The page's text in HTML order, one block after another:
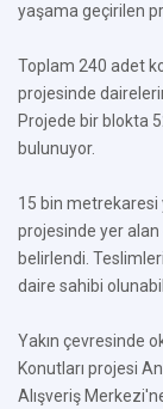
yaşama geçirilen
Toplam 240 adet
projesinde
Projede bir blokta
bulunuyor.
15 bin metrekaresi
projesinde yer
belirlendi.
daire sahibi
Yakın çevresinde
Konutları projesi
Alışveriş